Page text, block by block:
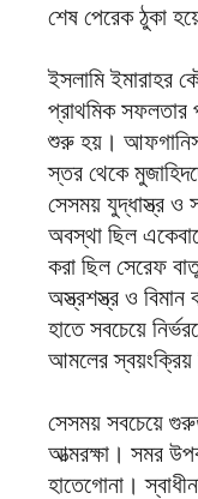
শেষ পেরেক ঠুকা
ইসলামি ইমারাহর
প্রাথমিক সফলতার
শুরু হয়।
স্তর থেকে
সেসময় যুদ্ধাস্ত্র ও
অবস্থা ছিল
করা ছিল সেরেফ
অস্ত্রশস্ত্র ও বিমান
হাতে সবচেয়ে
আমলের স্বয়ংক্রিয়
সেসময় সবচেয়ে
আত্মরক্ষা। সমর
হাতেগোনা।